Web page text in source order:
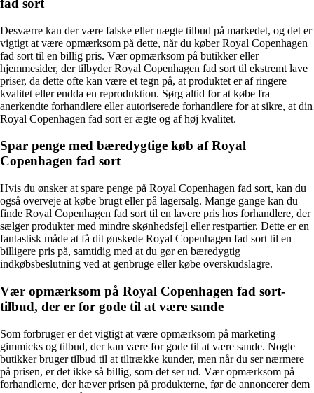
fad sort
Desværre kan der være falske eller uægte tilbud på markedet, og det er
vigtigt at være opmærksom på dette, når du køber Royal Copenhagen
fad sort til en billig pris. Vær opmærksom på butikker eller
hjemmesider, der tilbyder Royal Copenhagen fad sort til ekstremt lave
priser, da dette ofte kan være et tegn på, at produktet er af ringere
kvalitet eller endda en reproduktion. Sørg altid for at købe fra
anerkendte forhandlere eller autoriserede forhandlere for at sikre, at din
Royal Copenhagen fad sort er ægte og af høj kvalitet.
Spar penge med bæredygtige køb af Royal
Copenhagen fad sort
Hvis du ønsker at spare penge på Royal Copenhagen fad sort, kan du
også overveje at købe brugt eller på lagersalg. Mange gange kan du
finde Royal Copenhagen fad sort til en lavere pris hos forhandlere, der
sælger produkter med mindre skønhedsfejl eller restpartier. Dette er en
fantastisk måde at få dit ønskede Royal Copenhagen fad sort til en
billigere pris på, samtidig med at du gør en bæredygtig
indkøbsbeslutning ved at genbruge eller købe overskudslagre.
Vær opmærksom på Royal Copenhagen fad sort-
tilbud, der er for gode til at være sande
Som forbruger er det vigtigt at være opmærksom på marketing
gimmicks og tilbud, der kan være for gode til at være sande. Nogle
butikker bruger tilbud til at tiltrække kunder, men når du ser nærmere
på prisen, er det ikke så billig, som det ser ud. Vær opmærksom på
forhandlerne, der hæver prisen på produkterne, før de annoncerer dem